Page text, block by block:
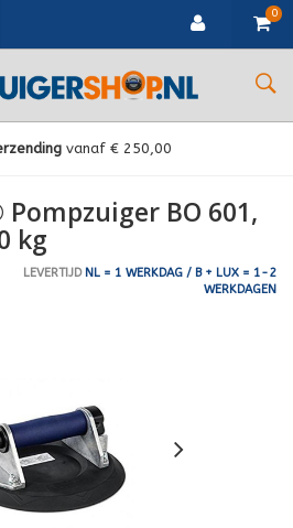
0
vanaf € 250,00
BO 601,
kg
LEVERTIJDNL = 1 WERKDAG / B + LUX = 1-2
WERKDAGEN